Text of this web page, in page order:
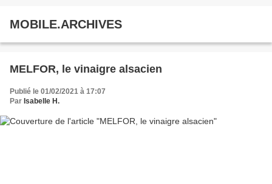
MOBILE.ARCHIVES
MELFOR, le vinaigre alsacien
Publié le 01/02/2021 à 17:07
Par Isabelle H.